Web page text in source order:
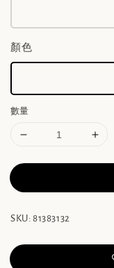
顏色
數量
SKU: 81383132